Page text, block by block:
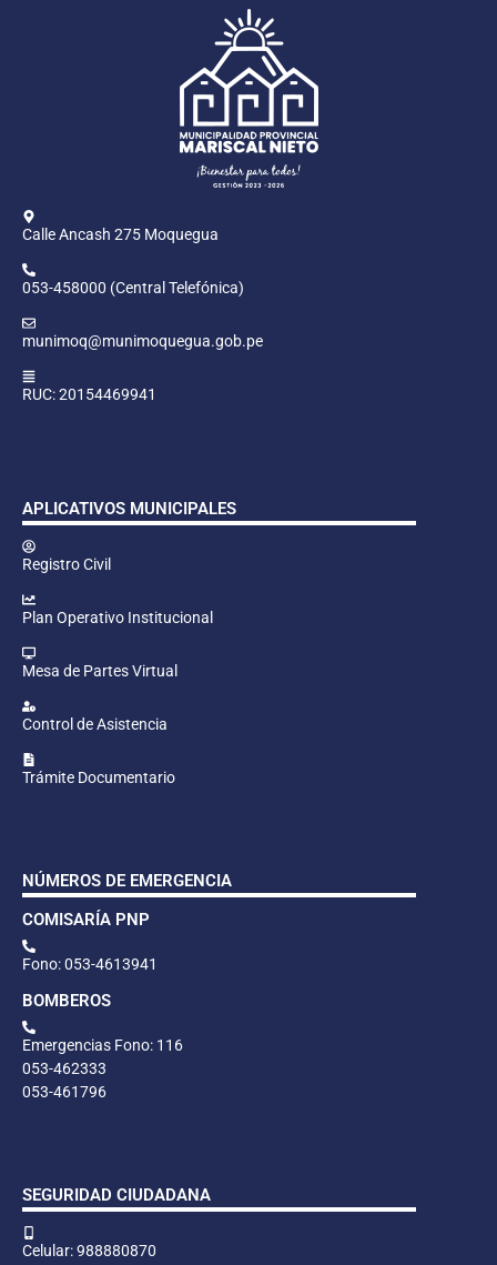
Calle Ancash 275 Moquegua
053-458000 (Central Telefónica)
munimoq@munimoquegua.gob.pe
RUC: 20154469941
APLICATIVOS MUNICIPALES
Registro Civil
Plan Operativo Institucional
Mesa de Partes Virtual
Control de Asistencia
Trámite Documentario
NÚMEROS DE EMERGENCIA
COMISARÍA PNP
Fono: 053-4613941
BOMBEROS
Emergencias Fono: 116
053-462333
053-461796
SEGURIDAD CIUDADANA
Celular: 988880870